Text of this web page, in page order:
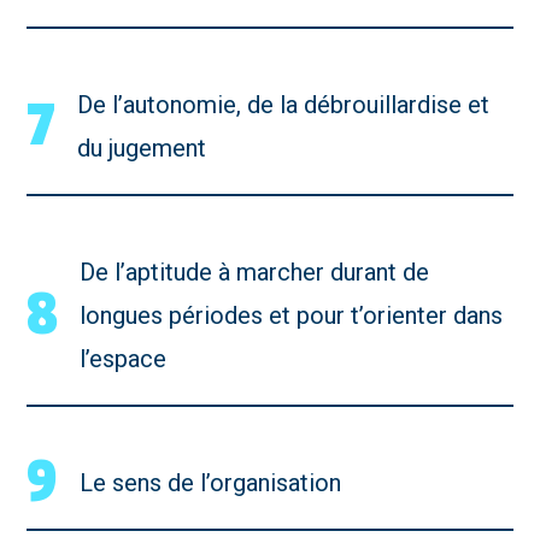
7
De l’autonomie, de la débrouillardise et
du jugement
8
De l’aptitude à marcher durant de
longues périodes et pour t’orienter dans
l’espace
9 Le sens de l’organisation